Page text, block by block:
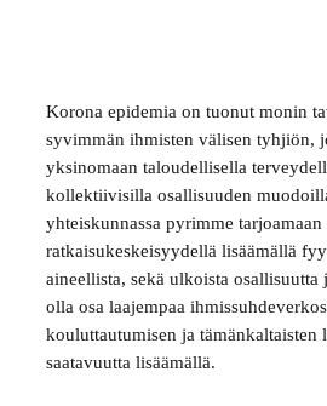
Korona epidemia on tuonut monin
syvimmän ihmisten välisen tyhjiön,
yksinomaan taloudellisella
kollektiivisilla osallisuuden
yhteiskunnassa pyrimme tarjoamaan
ratkaisukeskeisyydellä lisäämällä
aineellista, sekä ulkoista osallisuutta
olla osa laajempaa
kouluttautumisen ja tämänkaltaisten
saatavuutta lisäämällä.